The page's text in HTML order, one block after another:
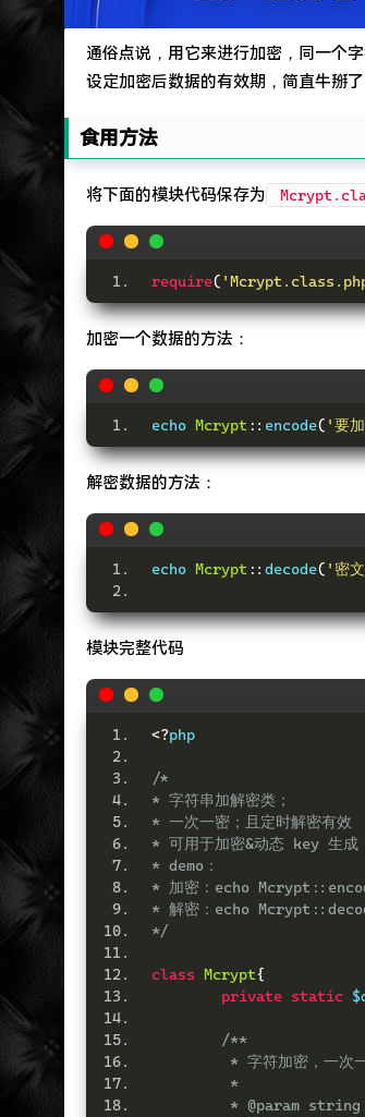
通俗点说，用它来进行加密，同一个
设定加密后数据的有效期，简直牛掰了
食用方法
将下面的模块代码保存为
require(
加密一个数据的方法：
echo Mcrypt :: encode( '要
解密数据的方法：
echo Mcrypt :: decode( '密
模块完整代码
<?php
/*
* 字符串加解密类；
* 一次一密；且定时解密有效
* 可用于加密&动态 key 生成
* 加密：echo
* 解密：echo
*/
class Mcrypt{
private static
/**
* 字符加密，一次
	 *
* @param